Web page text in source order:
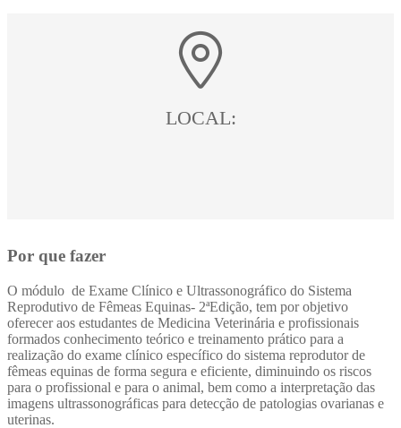
LOCAL:
Por que fazer
O módulo de Exame Clínico e Ultrassonográfico do Sistema
Reprodutivo de Fêmeas Equinas- 2ªEdição, tem por objetivo
oferecer aos estudantes de Medicina Veterinária e profissionais
formados conhecimento teórico e treinamento prático para a
realização do exame clínico específico do sistema reprodutor de
fêmeas equinas de forma segura e eficiente, diminuindo os riscos
para o profissional e para o animal, bem como a interpretação das
imagens ultrassonográficas para detecção de patologias ovarianas e
uterinas.